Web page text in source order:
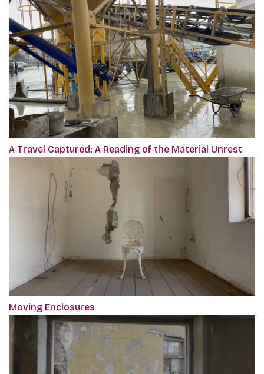
A Travel Captured: A Reading of the Material Unrest
Moving Enclosures